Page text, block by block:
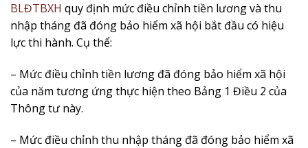
BLĐTBXH quy định mức điều chỉnh tiền lương và thu
nhập tháng đã đóng bảo hiểm xã hội bắt đầu có hiệu
lực thi hành. Cụ thể:
– Mức điều chỉnh tiền lương đã đóng bảo hiểm xã hội
của năm tương ứng thực hiện theo Bảng 1 Điều 2 của
Thông tư này.
– Mức điều chỉnh thu nhập tháng đã đóng bảo hiểm xã